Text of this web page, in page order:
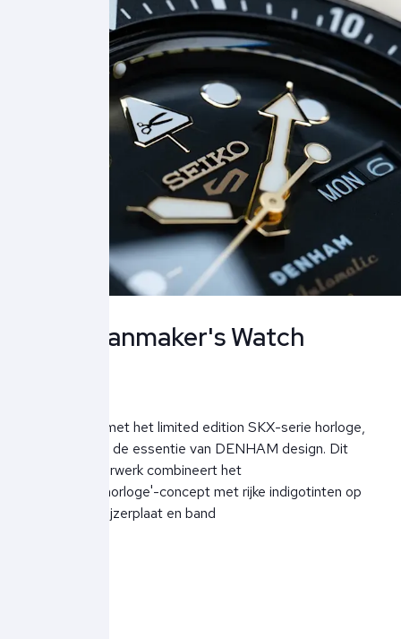
The Jeanmaker's Watch
Maak kennis met het limited edition SKX-serie horloge,
gemaakt met de essentie van DENHAM design. Dit
exclusieve uurwerk combineert het
'Jeanmakershorloge'-concept met rijke indigotinten op
de lunette, wijzerplaat en band